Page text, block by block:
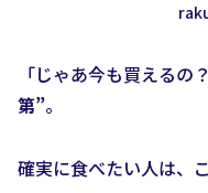
「じゃあ今も買えるの
第”。
確実に食べたい人は、